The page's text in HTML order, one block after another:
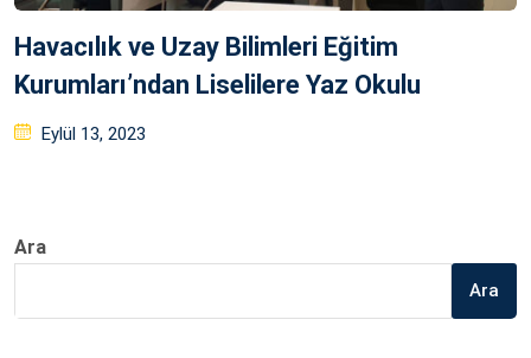
Havacılık ve Uzay Bilimleri Eğitim
Kurumları’ndan Liselilere Yaz Okulu
Posted
Eylül 13, 2023
Ara
Ara